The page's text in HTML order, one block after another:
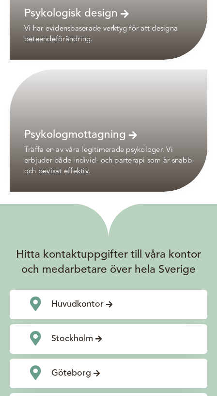
Psykologisk design
Vi har evidensbaserade verktyg för att designa
beteendeförändring.
Psykologmottagning
Träffa en av våra legitimerade psykologer. Vi
erbjuder både individ- och parterapi som är snabb
och bevisat effektiv.
Hitta kontaktuppgifter till våra kontor
och medarbetare över hela Sverige
Huvudkontor
Stockholm
Göteborg